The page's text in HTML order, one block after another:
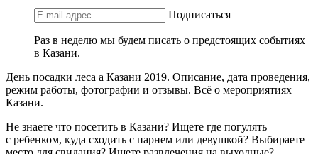
Подписаться
Раз в неделю мы будем писать о предстоящих событиях
в Казани.
День посадки леса а Казани 2019. Описание, дата проведения,
режим работы, фотографии и отзывы. Всё о мероприятиях
Казани.
Не знаете что посетить в Казани? Ищете где погулять
с ребенком, куда сходить с парнем или девушкой? Выбираете